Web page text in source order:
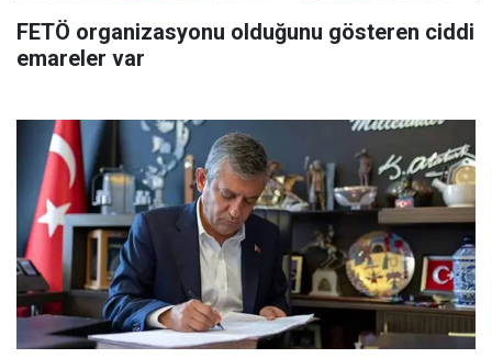
FETÖ organizasyonu olduğunu gösteren ciddi
emareler var